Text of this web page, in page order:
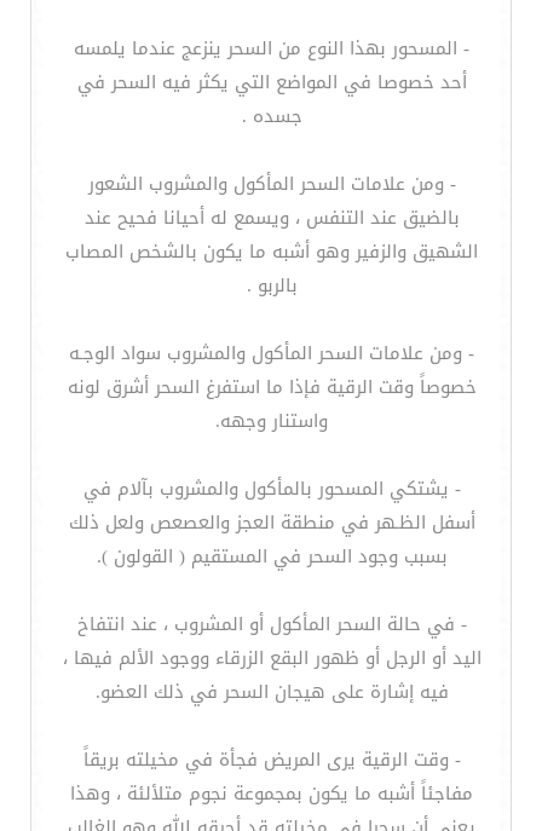
- المسحور بهذا النوع من السحر ينزعج عندما يلمسه
أحد خصوصا في المواضع التي يكثر فيه السحر في
جسده .
- ومن علامات السحر المأكول والمشروب الشعور
بالضيق عند التنفس ، ويسمع له أحيانا فحيح عند
الشهيق والزفير وهو أشبه ما يكون بالشخص المصاب
بالربو .
- ومن علامات السحر المأكول والمشروب سواد الوجـه
خصوصاً وقت الرقية فإذا ما استفرغ السحر أشرق لونه
واستنار وجهه.
- يشتكي المسحور بالمأكول والمشروب بآلام في
أسفل الظـهر في منطقة العجز والعصعص ولعل ذلك
بسبب وجود السحر في المستقيم ( القولون ).
- في حالة السحر المأكول أو المشروب ، عند انتفاخ
اليد أو الرجل أو ظهور البقع الزرقاء ووجود الألم فيها ،
فيه إشارة على هيجان السحر في ذلك العضو.
- وقت الرقية يرى المريض فجأة في مخيلته بريقاً
مفاجئاً أشبه ما يكون بمجموعة نجوم متلألئة ، وهذا